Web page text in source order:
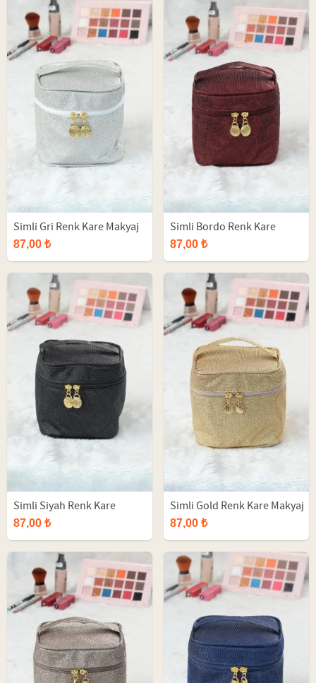
Simli Gri Renk Kare Makyaj
Çantası
87,00 ₺
Simli Bordo Renk Kare
Makyaj Çantası
87,00 ₺
Simli Siyah Renk Kare
Makyaj Çantası
87,00 ₺
Simli Gold Renk Kare Makyaj
Çantası
87,00 ₺